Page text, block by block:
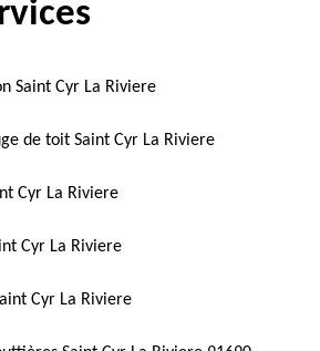
Saint Cyr La Riviere
de toit Saint Cyr La Riviere
Cyr La Riviere
Cyr La Riviere
Cyr La Riviere